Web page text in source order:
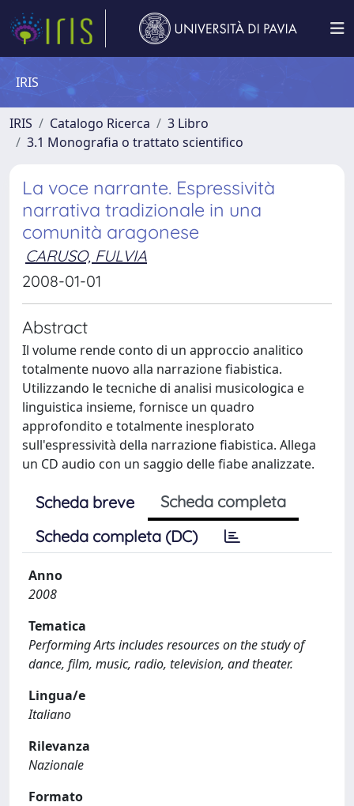
IRIS
IRIS Catalogo Ricerca
3 Libro
3.1 Monografia o trattato scientifico
La voce narrante. Espressività
narrativa tradizionale in una
comunità aragonese
CARUSO, FULVIA
2008-01-01
Abstract
Il volume rende conto di un approccio analitico
totalmente nuovo alla narrazione fiabistica.
Utilizzando le tecniche di analisi musicologica e
linguistica insieme, fornisce un quadro
approfondito e totalmente inesplorato
sull'espressività della narrazione fiabistica. Allega
un CD audio con un saggio delle fiabe analizzate.
Scheda breve
Scheda completa
Scheda completa (DC)
Anno
2008
Tematica
Performing Arts includes resources on the study of
dance, film, music, radio, television, and theater.
Lingua/e
Italiano
Rilevanza
Nazionale
Formato